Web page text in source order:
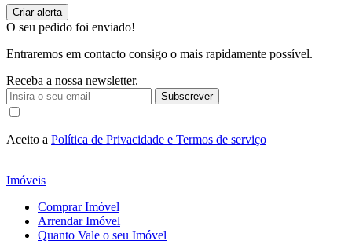
O seu pedido foi enviado!
Entraremos em contacto consigo o mais rapidamente possível.
Receba a nossa newsletter.
Subscrever
Aceito a Política de Privacidade e Termos de serviço
Imóveis
Comprar Imóvel
Arrendar Imóvel
Quanto Vale o seu Imóvel